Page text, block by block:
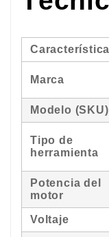
Característica
Marca
Modelo (SKU)
Tipo de
herramienta
Potencia del
motor
Voltaje